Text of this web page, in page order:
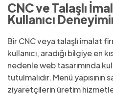
CNC ve Talaşlı
Kullanıcı
Bir CNC veya talaşlı imalat
kullanıcı, aradığı bilgiye en
nedenle web tasarımında
tutulmalıdır. Menü yapısının
ziyaretçilerin üretim